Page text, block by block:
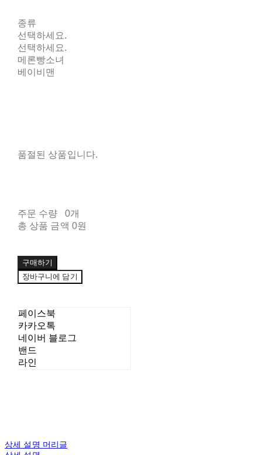
종류
선택하세요.
선택하세요.
메론빵소녀
베이비맨
품절된 상품입니다.
주문 수량
0개
총 상품 금액 0원
구매하기
장바구니에 담기
페이스북
카카오톡
네이버 블로그
밴드
라인
상세 설명 머리글